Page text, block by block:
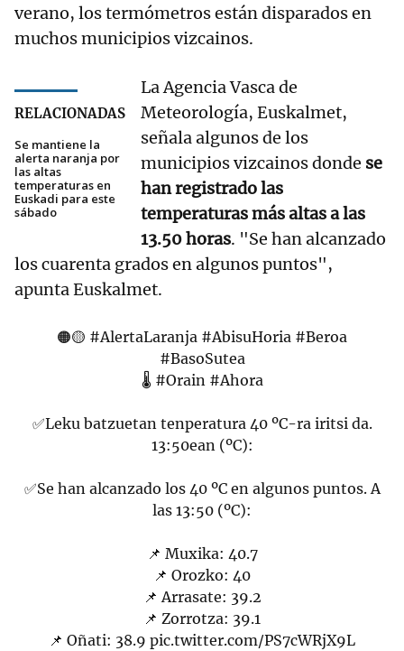
verano, los termómetros están disparados en
muchos municipios vizcainos.
RELACIONADAS
Se mantiene la
alerta naranja por
las altas
temperaturas en
Euskadi para este
sábado
La Agencia Vasca de
Meteorología, Euskalmet,
señala algunos de los
municipios vizcainos donde se
han registrado las
temperaturas más altas a las
13.50 horas. "Se han alcanzado
los cuarenta grados en algunos puntos",
apunta Euskalmet.
🟠🟡 #AlertaLaranja #AbisuHoria #Beroa
#BasoSutea
🌡 #Orain #Ahora
✅Leku batzuetan tenperatura 40 ºC-ra iritsi da.
13:50ean (ºC):
✅Se han alcanzado los 40 ºC en algunos puntos. A
las 13:50 (ºC):
📌 Muxika: 40.7
📌 Orozko: 40
📌 Arrasate: 39.2
📌 Zorrotza: 39.1
📌 Oñati: 38.9 pic.twitter.com/PS7cWRjX9L